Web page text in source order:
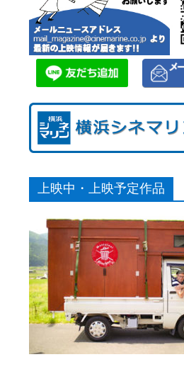
上映中・上映予定作品